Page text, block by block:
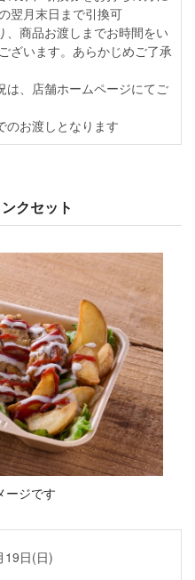
翌月末日まで引換可
、商品お渡しまでお時間をい
ざいます。あらかじめご了承
は、店舗ホームページにてご
のお渡しとなります
クセット
ージです
19日(日)